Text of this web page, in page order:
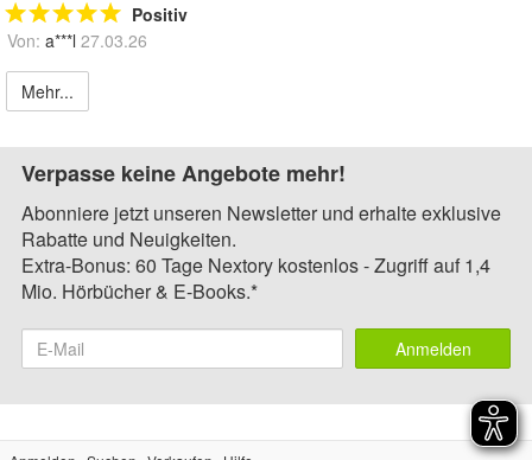
Positiv
Von: a***l 27.03.26
Mehr...
Verpasse keine Angebote mehr!
Abonniere jetzt unseren Newsletter und erhalte exklusive
Rabatte und Neuigkeiten.
Extra-Bonus: 60 Tage Nextory kostenlos - Zugriff auf 1,4
Mio. Hörbücher & E-Books.*
Anmelden